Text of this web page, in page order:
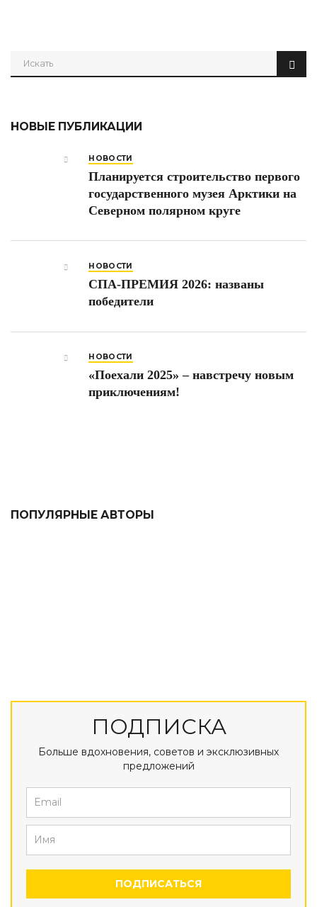
НОВЫЕ ПУБЛИКАЦИИ
НОВОСТИ
Планируется строительство первого
государственного музея Арктики на
Северном полярном круге
НОВОСТИ
СПА-ПРЕМИЯ 2026: названы
победители
НОВОСТИ
«Поехали 2025» – навстречу новым
приключениям!
ПОПУЛЯРНЫЕ АВТОРЫ
ПОДПИСКА
Больше вдохновения, советов и эксклюзивных
предложений
ПОДПИСАТЬСЯ